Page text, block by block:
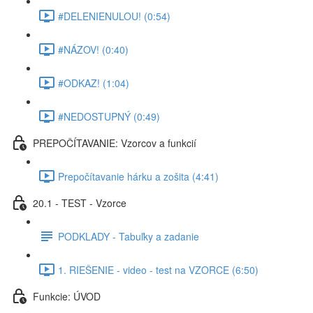
#DELENIENULOU! (0:54)
#NÁZOV! (0:40)
#ODKAZ! (1:04)
#NEDOSTUPNÝ (0:49)
PREPOČÍTAVANIE: Vzorcov a funkcií
Prepočítavanie hárku a zošita (4:41)
20.1 - TEST - Vzorce
PODKLADY - Tabuľky a zadanie
1. RIEŠENIE - video - test na VZORCE (6:50)
Funkcie: ÚVOD